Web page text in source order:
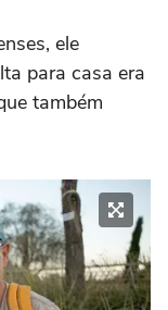
ele
para casa era
também